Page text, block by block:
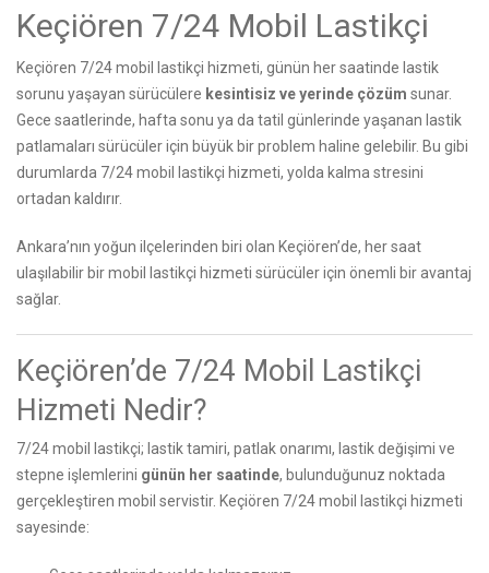
Keçiören 7/24 Mobil Lastikçi
Keçiören 7/24 mobil lastikçi hizmeti, günün her saatinde lastik
sorunu yaşayan sürücülere kesintisiz ve yerinde çözüm sunar.
Gece saatlerinde, hafta sonu ya da tatil günlerinde yaşanan lastik
patlamaları sürücüler için büyük bir problem haline gelebilir. Bu gibi
durumlarda 7/24 mobil lastikçi hizmeti, yolda kalma stresini
ortadan kaldırır.
Ankara’nın yoğun ilçelerinden biri olan Keçiören’de, her saat
ulaşılabilir bir mobil lastikçi hizmeti sürücüler için önemli bir avantaj
sağlar.
Keçiören’de 7/24 Mobil Lastikçi
Hizmeti Nedir?
7/24 mobil lastikçi; lastik tamiri, patlak onarımı, lastik değişimi ve
stepne işlemlerini günün her saatinde, bulunduğunuz noktada
gerçekleştiren mobil servistir. Keçiören 7/24 mobil lastikçi hizmeti
sayesinde: